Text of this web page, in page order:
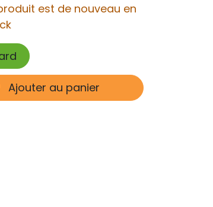
est de nouveau en
Ajouter au panier